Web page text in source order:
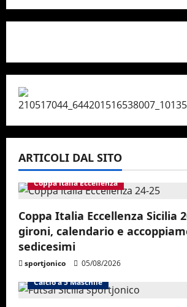
ARTICOLI DAL SITO
Coppa Italia Eccellenza
Coppa Italia Eccellenza Sicilia
gironi, calendario e
sedicesimi
sportjonico
05/08/2026
Calcio a 5 Maschile